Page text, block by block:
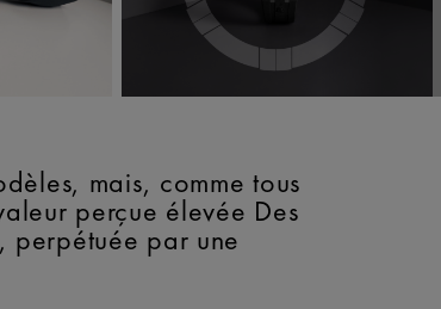
mais, comme tous
perçue élevée Des
perpétuée par une